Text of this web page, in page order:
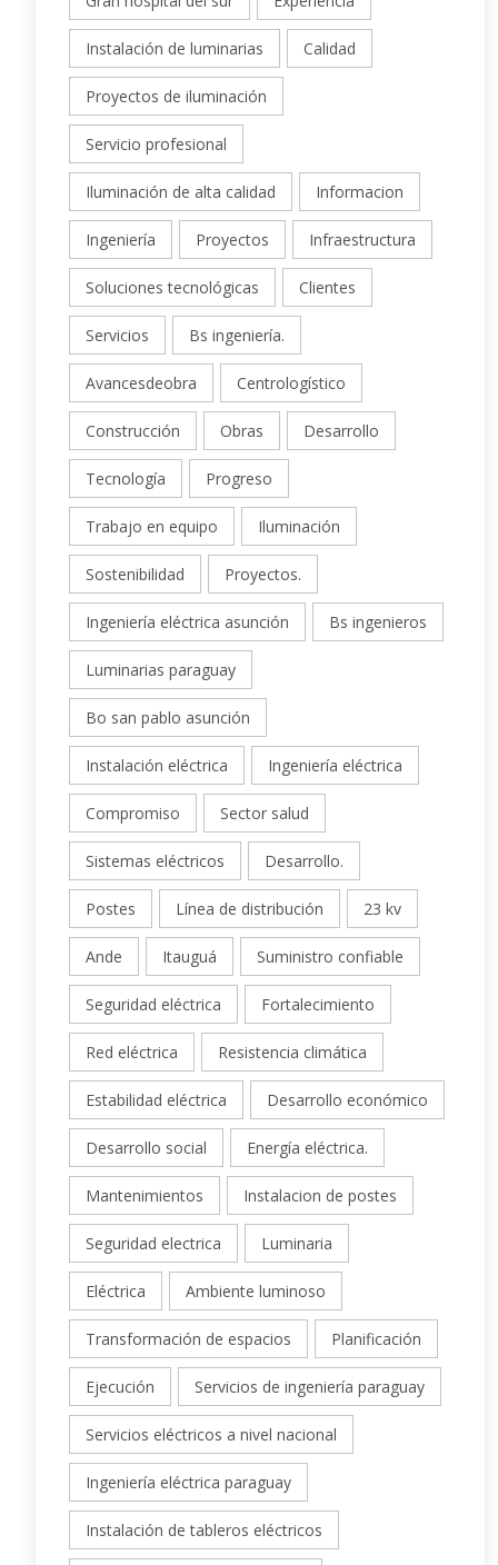
Instalación de luminarias Calidad
Proyectos de iluminación
Servicio profesional
Iluminación de alta calidad Informacion
Ingeniería Proyectos Infraestructura
Soluciones tecnológicas Clientes
Servicios Bs ingeniería.
Avancesdeobra Centrologístico
Construcción Obras Desarrollo
Tecnología Progreso
Trabajo en equipo Iluminación
Sostenibilidad Proyectos.
Ingeniería eléctrica asunción Bs ingenieros
Luminarias paraguay
Bo san pablo asunción
Instalación eléctrica Ingeniería eléctrica
Compromiso Sector salud
Sistemas eléctricos Desarrollo.
Postes Línea de distribución 23 kv
Ande Itauguá Suministro confiable
Seguridad eléctrica Fortalecimiento
Red eléctrica Resistencia climática
Estabilidad eléctrica Desarrollo económico
Desarrollo social Energía eléctrica.
Mantenimientos Instalacion de postes
Seguridad electrica Luminaria
Eléctrica Ambiente luminoso
Transformación de espacios Planificación
Ejecución Servicios de ingeniería paraguay
Servicios eléctricos a nivel nacional
Ingeniería eléctrica paraguay
Instalación de tableros eléctricos